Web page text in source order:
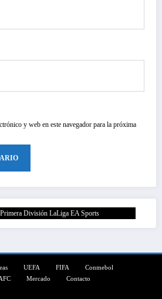
y web en este navegador para la próxima
División LaLiga EA Sports
UEFA FIFA
Conmebol
Mercado Contacto